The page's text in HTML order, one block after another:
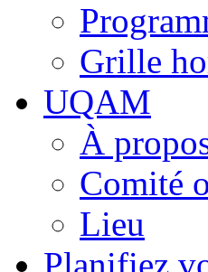
Grille
UQAM
À
Comité
Lieu